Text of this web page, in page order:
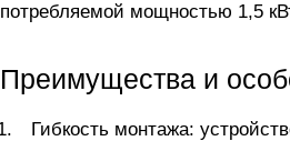
потребляемой мощностью 1,5
Преимущества и
Гибкость монтажа: